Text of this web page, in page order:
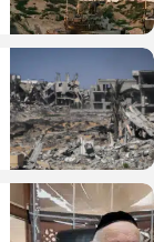
צבא וביטחון